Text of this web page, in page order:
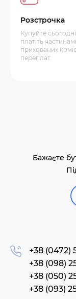
Розстрочка
Купуйте
платіть
прихованих
переплат.
Бажаєте
+38 (0472)
+38 (098)
+38 (050)
+38 (093)